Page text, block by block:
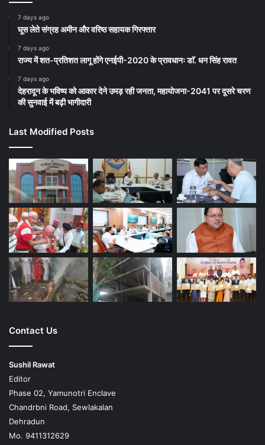
7 days ago
घूस लेते संग्रह अमीन और वरिष्ठ सहायक गिरफ्तार
7 days ago
राज्य में शत-प्रतिशत लागू होंगे एनईपी-2020 के प्रावधानः डाॅ. धन सिंह रावत
7 days ago
देहरादून के भविष्य को आकार देने उमड़ रही जनता, महायोजना-2041 पर दूसरे चरण
की सुनवाई में बढ़ी भागीदारी
Last Modified Posts
Contact Us
Sushil Rawat
Editor
Phase 02, Yamunotri Enclave
Chandrbni Road, Sewlakalan
Dehradun
Mo. 9411312629